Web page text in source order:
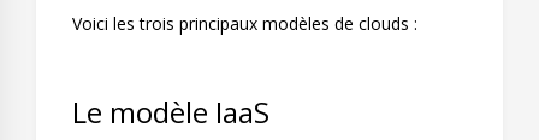
Voici les trois principaux modèles de clouds :
Le modèle IaaS